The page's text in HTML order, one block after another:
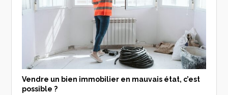
Vendre un bien immobilier en mauvais état, c’est
possible ?